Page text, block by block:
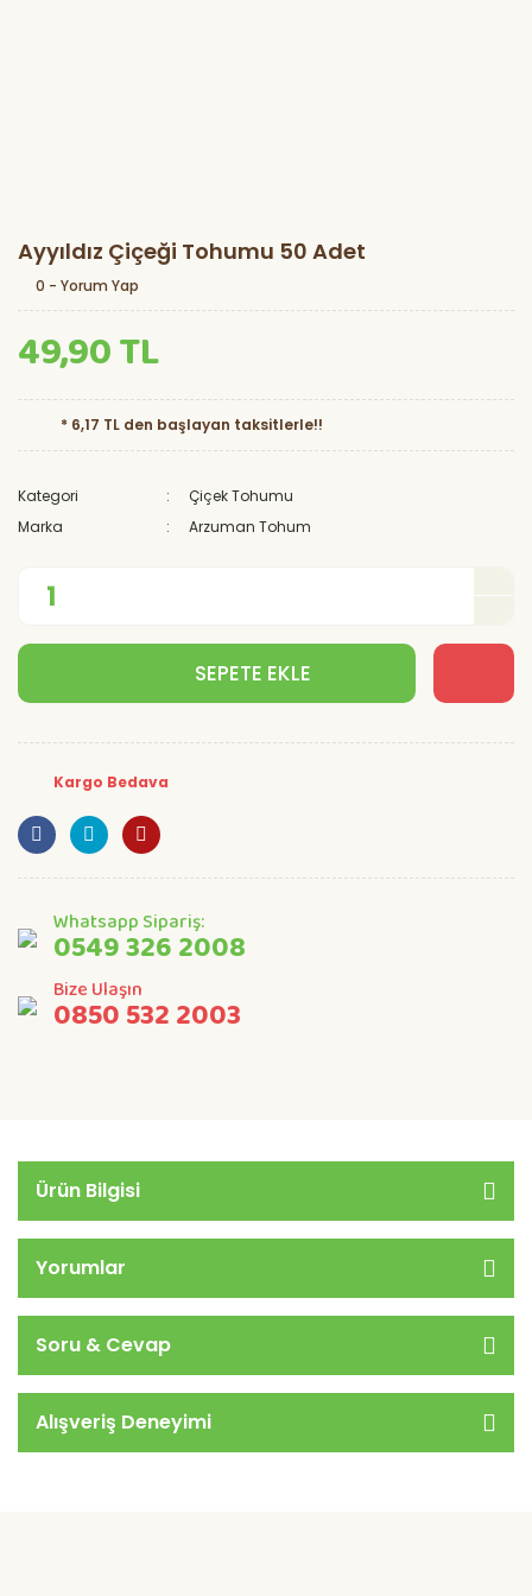
Ayyıldız Çiçeği Tohumu 50 Adet
0 - Yorum Yap
49,90 TL
* 6,17 TL den başlayan taksitlerle!!
Kategori
Çiçek Tohumu
Marka
Arzuman Tohum
SEPETE EKLE
Kargo Bedava
Whatsapp Sipariş:
0549 326 2008
Bize Ulaşın
0850 532 2003
Ürün Bilgisi
Yorumlar
Soru & Cevap
Alışveriş Deneyimi